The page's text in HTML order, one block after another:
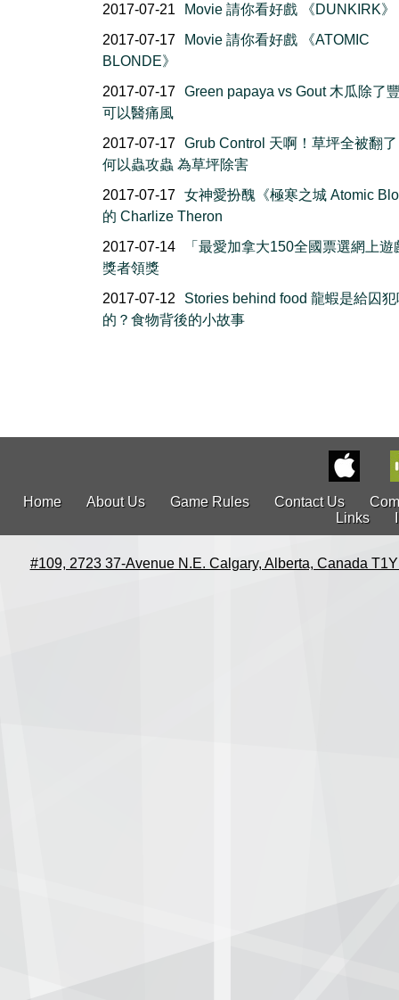
2017-07-21
Movie 請你看好戲 《DUNKIRK》
2017-07-17
Movie 請你看好戲 《ATOMIC
BLONDE》
2017-07-17 Green papaya vs Gout 木瓜除了
可以醫痛風
2017-07-17 Grub Control 天啊！草坪全被翻
何以蟲攻蟲 為草坪除害
2017-07-17 女神愛扮醜《極寒之城 Atomic
的 Charlize Theron
2017-07-14
「最愛加拿大150全國票選網上遊
獎者領獎
2017-07-12
Stories behind food 龍蝦是給囚犯
的？食物背後的小故事
Home About Us Game Rules Contact Us
Links
#109, 2723 37-Avenue N.E. Calgary, Alberta, Canada